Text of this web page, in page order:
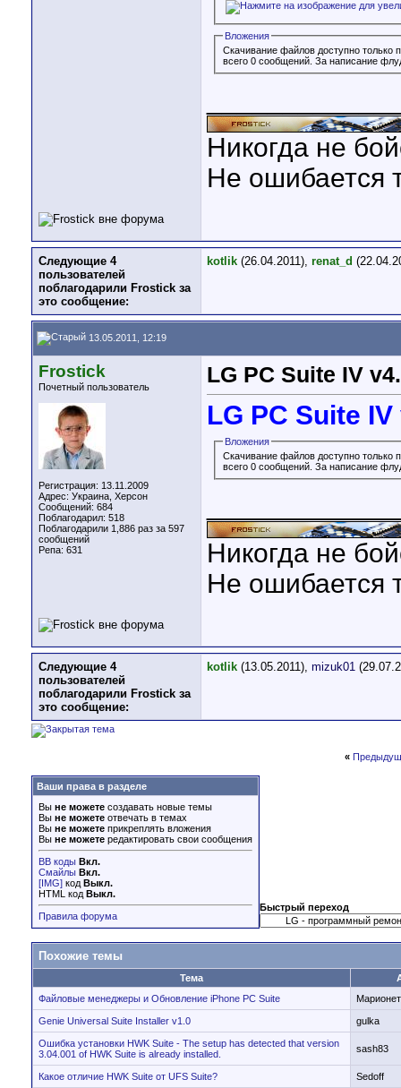
Вложения
Скачивание файлов доступно
всего 0 сообщений. За написание
Никогда не
Не ошибается
Следующие 4
пользователей
поблагодарили Frostick за
это сообщение:
kotlik (26.04.2011), renat_d
13.05.2011, 12:19
Frostick
Почетный пользователь
Регистрация: 13.11.2009
Адрес: Украина, Херсон
Сообщений: 684
Поблагодарил: 518
Поблагодарили 1,886 раз за 597
сообщений
Репа: 631
LG PC Suite IV
LG PC Suite
Вложения
Скачивание файлов доступно
всего 0 сообщений. За написание
Никогда не
Не ошибается
Следующие 4
пользователей
поблагодарили Frostick за
это сообщение:
kotlik (13.05.2011), mizuk01
«
Ваши права в разделе
Вы не можете создавать новые темы
Вы не можете отвечать в темах
Вы не можете прикреплять вложения
Вы не можете редактировать свои сообщения
BB коды Вкл.
Смайлы Вкл.
[IMG] код Выкл.
HTML код Выкл.
Правила форума
Быстрый переход
Похожие темы
Тема
Файловые менеджеры и Обновление iPhone PC Suite
Genie Universal Suite Installer v1.0 gulka
Ошибка установки HWK Suite - The setup has detected that version
3.04.001 of HWK Suite is already installed.
sash83
Какое отличие HWK Suite от UFS Suite? Sedoff